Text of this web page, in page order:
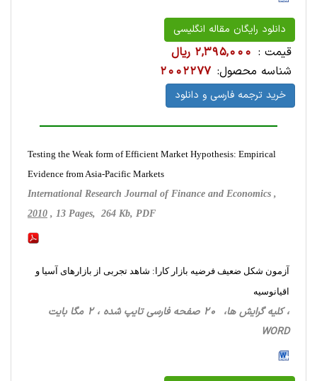
دانلود رایگان مقاله انگلیسی
قیمت : 2,395,000 ریال
شناسه محصول: 2002277
خرید ترجمه فارسی و دانلود
Testing the Weak form of Efficient Market Hypothesis: Empirical
Evidence from Asia-Pacific Markets
International Research Journal of Finance and Economics ,
2010 , 13 Pages, 264 Kb, PDF
آزمون شکل ضعیف فرضیه بازار کارا: شاهد تجربی از بازارهای آسیا و
اقیانوسیه
، کلیه گرایش ها، 20 صفحه فارسی تایپ شده ، 2 مگا بایت
WORD